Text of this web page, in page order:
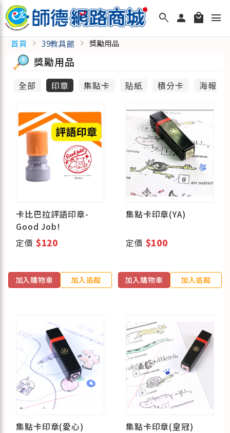
search person local_mall menu
首頁 chevron_right 39教具館 chevron_right 獎勵用品
獎勵用品
全部 印章 集點卡 貼紙 積分卡 海報
卡比巴拉評語印章-
Good Job!
定價 $120
加入購物車 加入追蹤
集點卡印章(YA)
定價 $100
加入購物車 加入追蹤
集點卡印章(愛心) 集點卡印章(皇冠)